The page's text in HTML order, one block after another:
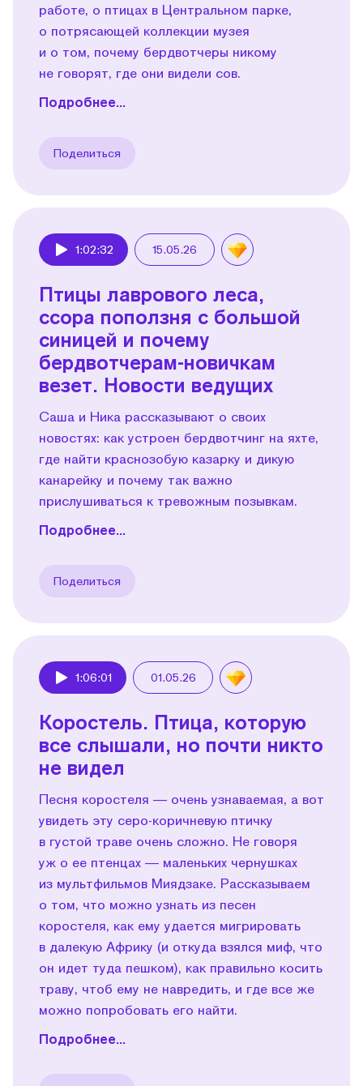
работе, о птицах в Центральном парке,
о потрясающей коллекции музея
и о том, почему бердвотчеры никому
не говорят, где они видели сов.
Подробнее...
Поделиться
1:02:32 15.05.26
Птицы лаврового леса,
ссора поползня с большой
синицей и почему
бердвотчерам-новичкам
везет. Новости ведущих
Саша и Ника рассказывают о своих
новостях: как устроен бердвотчинг на яхте,
где найти краснозобую казарку и дикую
канарейку и почему так важно
прислушиваться к тревожным позывкам.
Подробнее...
Поделиться
1:06:01 01.05.26
Коростель. Птица, которую
все слышали, но почти никто
не видел
Песня коростеля — очень узнаваемая, а вот
увидеть эту серо-коричневую птичку
в густой траве очень сложно. Не говоря
уж о ее птенцах — маленьких чернушках
из мультфильмов Миядзаке. Рассказываем
о том, что можно узнать из песен
коростеля, как ему удается мигрировать
в далекую Африку (и откуда взялся миф, что
он идет туда пешком), как правильно косить
траву, чтоб ему не навредить, и где все же
можно попробовать его найти.
Подробнее...